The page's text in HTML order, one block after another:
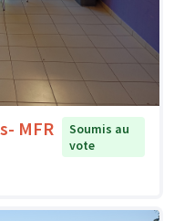
MFR
Soumis au
vote